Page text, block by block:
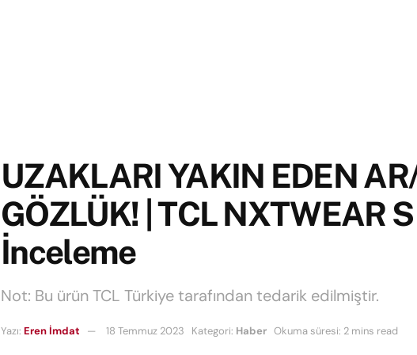
UZAKLARI YAKIN EDEN
GÖZLÜK! | TCL NXTWEAR S
İnceleme
Not: Bu ürün TCL Türkiye tarafından tedarik edilmiştir.
Yazı: Eren İmdat 18 Temmuz 2023 Kategori: Haber Okuma süresi: 2 mins read